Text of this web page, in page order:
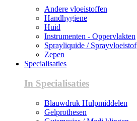
Andere vloeistoffen
Handhygiene
Huid
Instrumenten - Oppervlakten
Sprayliquide / Sprayvloeistof
Zepen
Specialisaties
In Specialisaties
Blauwdruk Hulpmiddelen
Gelprothesen